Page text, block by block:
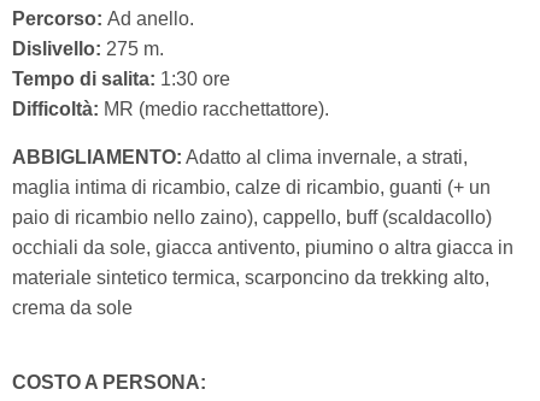
Percorso: Ad anello.
Dislivello: 275 m.
Tempo di salita: 1:30 ore
Difficoltà: MR (medio racchettattore).
ABBIGLIAMENTO: Adatto al clima invernale, a strati,
maglia intima di ricambio, calze di ricambio, guanti (+ un
paio di ricambio nello zaino), cappello, buff (scaldacollo)
occhiali da sole, giacca antivento, piumino o altra giacca in
materiale sintetico termica, scarponcino da trekking alto,
crema da sole
COSTO A PERSONA: